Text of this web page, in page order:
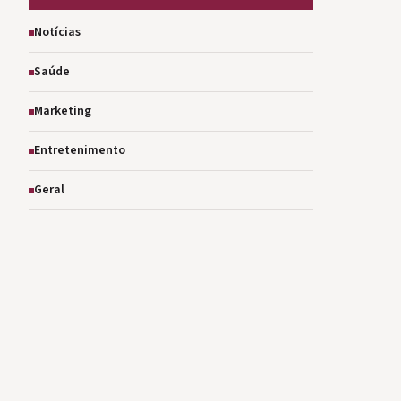
Notícias
Saúde
Marketing
Entretenimento
Geral